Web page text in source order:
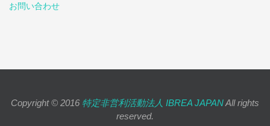
お問い合わせ
Copyright © 2016 特定非営利活動法人 IBREA JAPANAll rights
reserved.